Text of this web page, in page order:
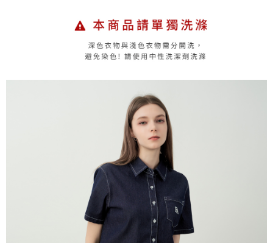
每筆NT$60，滿NT$1,500(含以上)免運費
每筆NT$90，滿NT$1,500(含以上)免運費
每筆NT$225，滿NT$1,500(含以上)免運費